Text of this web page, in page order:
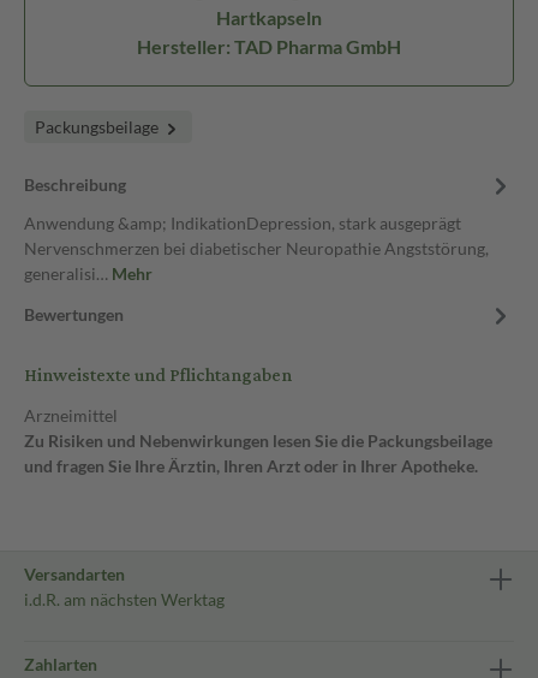
Hartkapseln
Hersteller: TAD Pharma GmbH
Packungsbeilage
Beschreibung
Anwendung &amp; IndikationDepression, stark ausgeprägt
Nervenschmerzen bei diabetischer Neuropathie Angststörung,
generalisi… Mehr
Bewertungen
Hinweistexte und Pflichtangaben
Arzneimittel
Zu Risiken und Nebenwirkungen lesen Sie die Packungsbeilage
und fragen Sie Ihre Ärztin, Ihren Arzt oder in Ihrer Apotheke.
Versandarten
i.d.R. am nächsten Werktag
Zahlarten